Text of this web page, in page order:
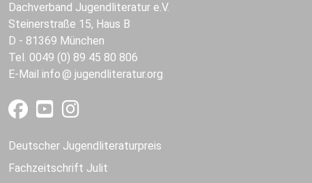
Dachverband Jugendliteratur e.V.
Steinerstraße 15, Haus B
D - 81369 München
Tel. 0049 (0) 89 45 80 806
E-Mail info jugendliteratur.org
Deutscher Jugendliteraturpreis
Fachzeitschrift Julit